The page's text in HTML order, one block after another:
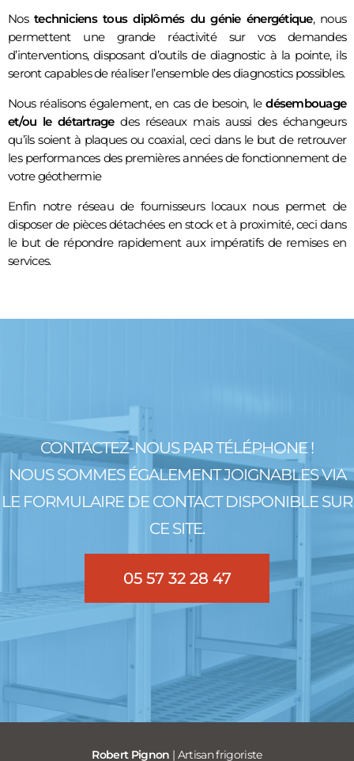
Nos techniciens tous diplômés du génie énergétique, nous
permettent une grande réactivité sur vos demandes
d’interventions, disposant d’outils de diagnostic à la pointe, ils
seront capables de réaliser l’ensemble des diagnostics possibles.
Nous réalisons également, en cas de besoin, ledésembouage
et/ou le détartragedes réseaux mais aussi des échangeurs
qu’ils soient à plaques ou coaxial, ceci dans le but de retrouver
les performances des premières années de fonctionnement de
votre géothermie
Enfin notre réseau de fournisseurs locaux nous permet de
disposer de pièces détachées en stock et à proximité, ceci dans
le but de répondre rapidement aux impératifs de remises en
services.
CONTACTEZ-NOUS PAR TÉLÉPHONE !
NOUS SOMMES ÉGALEMENT JOIGNABLES VIA
LE FORMULAIRE DE CONTACT DISPONIBLE SUR
CE SITE.
05 57 32 28 47
Robert Pignon | Artisan frigoriste